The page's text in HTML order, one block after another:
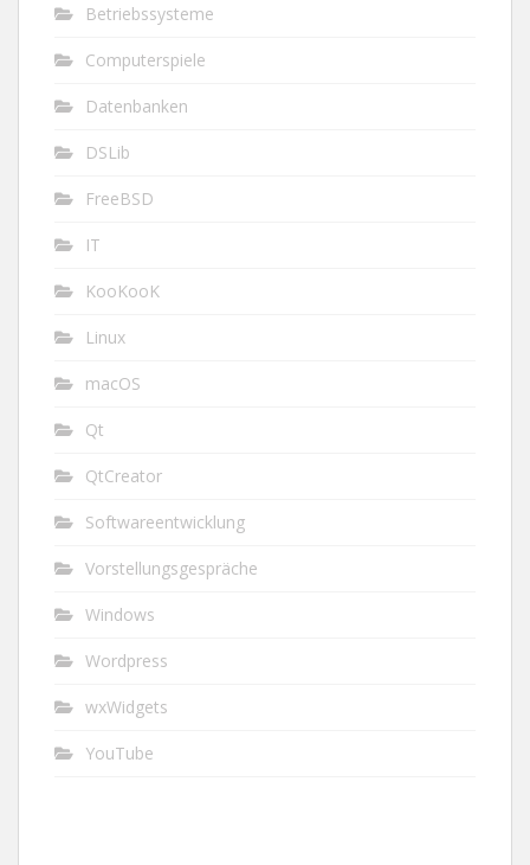
Betriebssysteme
Computerspiele
Datenbanken
DSLib
FreeBSD
IT
KooKooK
Linux
macOS
Qt
QtCreator
Softwareentwicklung
Vorstellungsgespräche
Windows
Wordpress
wxWidgets
YouTube